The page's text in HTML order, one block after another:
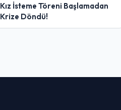
Kız İsteme Töreni Başlamadan
Krize Döndü!